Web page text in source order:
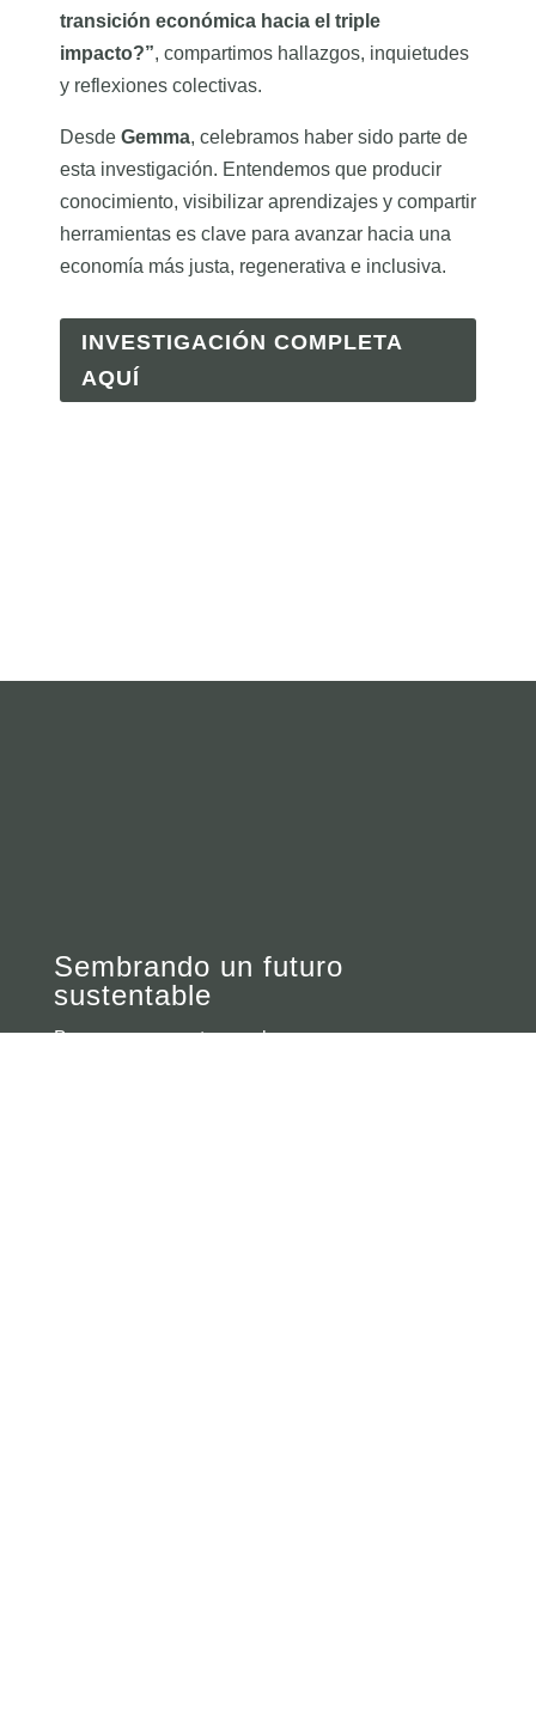
transición económica hacia el triple
impacto?”, compartimos hallazgos, inquietudes
y reflexiones colectivas.
Desde Gemma, celebramos haber sido parte de
esta investigación. Entendemos que producir
conocimiento, visibilizar aprendizajes y compartir
herramientas es clave para avanzar hacia una
economía más justa, regenerativa e inclusiva.
INVESTIGACIÓN COMPLETA
AQUÍ
Sembrando un futuro
sustentable
Buscamos conectar con las personas para